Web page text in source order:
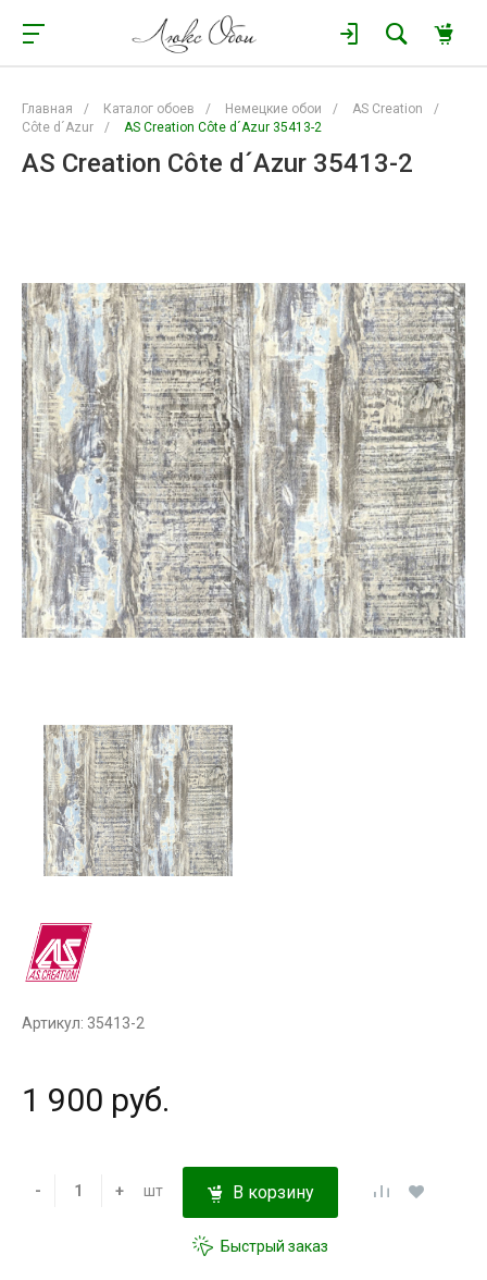
Главная / Каталог обоев / Немецкие обои / AS Creation
/
Côte d´Azur
/ AS Creation Côte d´Azur 35413-2
AS Creation Côte d´Azur 35413-2
Артикул: 35413-2
1 900 руб.
- + шт В корзину
Быстрый заказ